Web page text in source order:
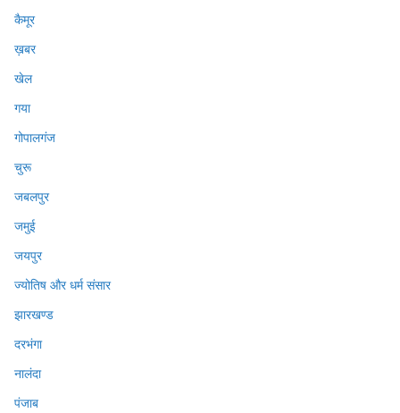
कैमूर
ख़बर
खेल
गया
गोपालगंज
चुरू
जबलपुर
जमुई
जयपुर
ज्योतिष और धर्म संसार
झारखण्ड
दरभंगा
नालंदा
पंजाब